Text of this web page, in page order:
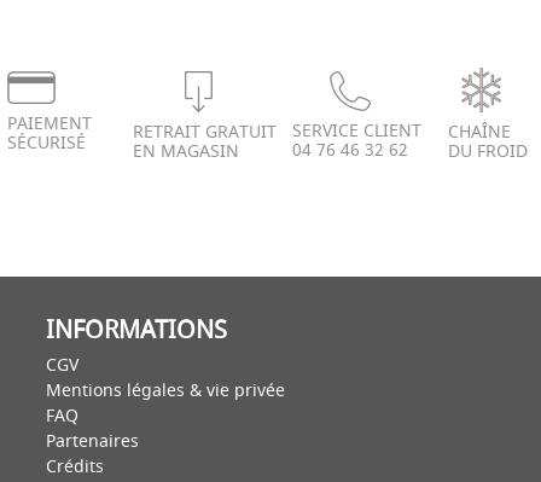
PAIEMENT
SÉCURISÉ RETRAIT GRATUIT
EN MAGASIN
SERVICE CLIENT
04 76 46 32 62
CHAÎNE
DU FROID
INFORMATIONS
CGV
Mentions légales & vie privée
FAQ
Partenaires
Crédits